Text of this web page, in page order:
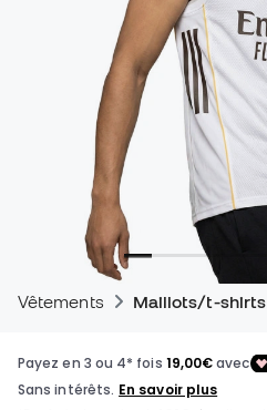
Vêtements Maillots/t-shirts